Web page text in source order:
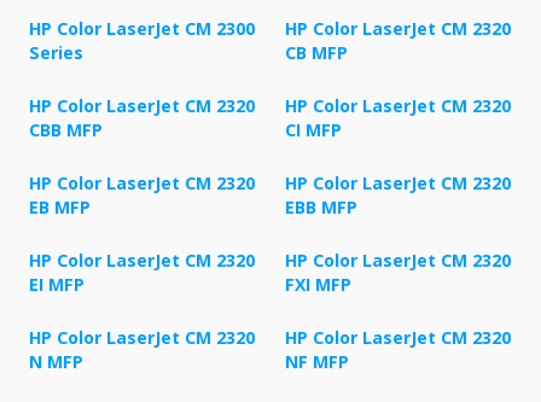
HP Color LaserJet CM 2300
Series
HP Color LaserJet CM 2320
CB MFP
HP Color LaserJet CM 2320
CBB MFP
HP Color LaserJet CM 2320
CI MFP
HP Color LaserJet CM 2320
EB MFP
HP Color LaserJet CM 2320
EBB MFP
HP Color LaserJet CM 2320
EI MFP
HP Color LaserJet CM 2320
FXI MFP
HP Color LaserJet CM 2320
N MFP
HP Color LaserJet CM 2320
NF MFP